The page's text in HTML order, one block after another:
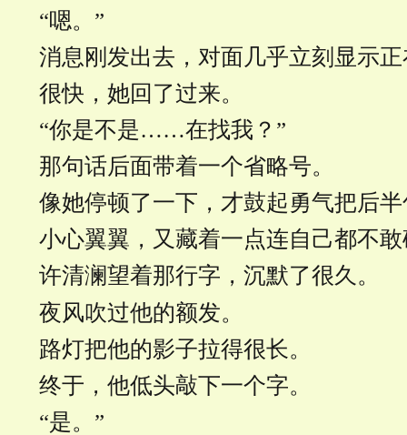
“嗯。”
消息刚发出去，对面几乎立刻显示
很快，她回了过来。
“你是不是……在找我？”
那句话后面带着一个省略号。
像她停顿了一下，才鼓起勇气把后
小心翼翼，又藏着一点连自己都不
许清澜望着那行字，沉默了很久。
夜风吹过他的额发。
路灯把他的影子拉得很长。
终于，他低头敲下一个字。
“是。”